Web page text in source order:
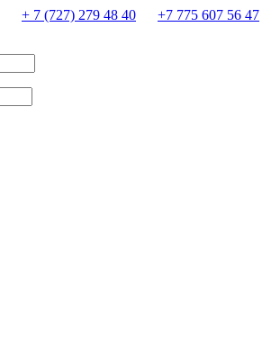
+ 7 (727) 279 48 40 +7 775 607 56 47